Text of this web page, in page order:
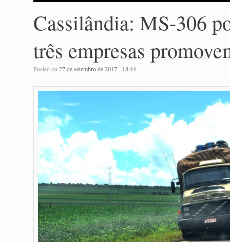
Cassilândia: MS-306
três empresas
Posted on27 de setembro de 2017 - 18:44